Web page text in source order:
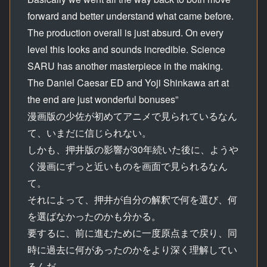
forward and better understand what came before.
The production overall is just absurd. On every
level this looks and sounds incredible. Science
SARU has another masterpiece in the making.
The Daniel Caesar ED and Yoji Shinkawa art at
the end are just wonderful bonuses”
漫画版の少佐が初めてアニメで見られているなん
て、いまだに信じられない。
しかも、押井版の影響が30年続いた後に、ようや
く漫画にずっと近いものを画面で見られるなん
て。
それによって、押井が自分の解釈で何を選び、何
を選ばなかったのかも分かる。
要するに、前に進むために一度原点まで戻り、同
時に過去に何があったのかをより深く理解してい